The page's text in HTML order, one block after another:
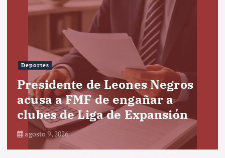
Deportes
Presidente de Leones Negros
acusa a FMF de engañar a
clubes de Liga de Expansión
agosto 9, 2026